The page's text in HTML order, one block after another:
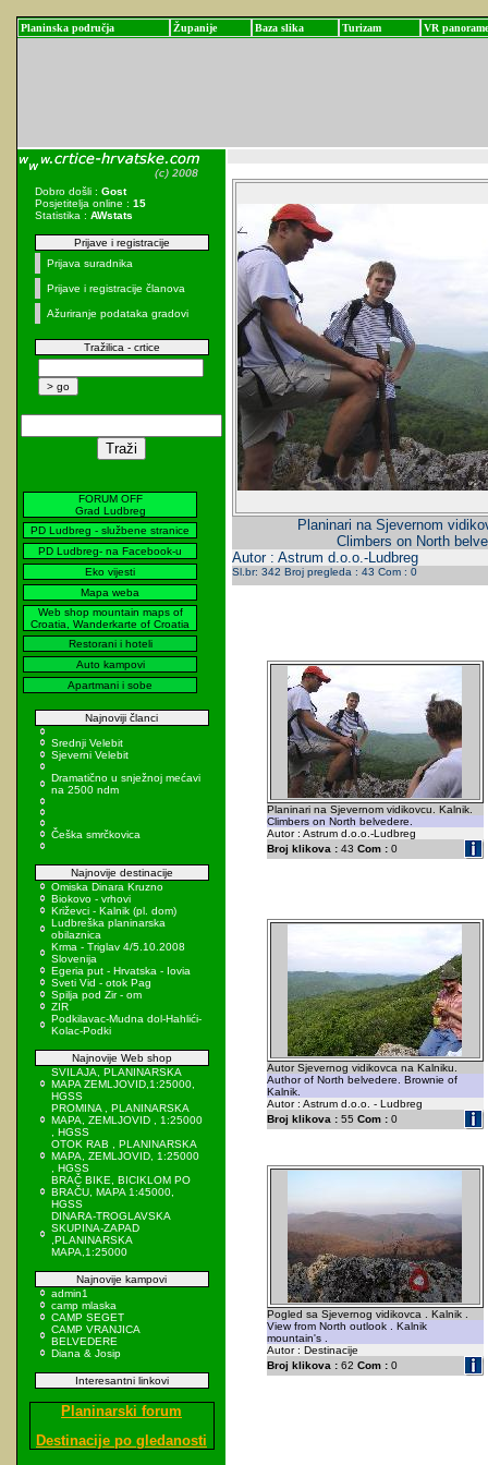
Planinska područja Županije Baza slika Turizam VR panorame
Dobro došli : Gost
Posjetitelja online : 15
Statistika : AWstats
Prijave i registracije
Prijava suradnika
Prijave i registracije članova
Ažuriranje podataka gradovi
Tražilica - crtice
FORUM OFF
Grad Ludbreg
PD Ludbreg - službene stranice
PD Ludbreg- na Facebook-u
Eko vijesti
Mapa weba
Web shop mountain maps of
Croatia, Wanderkarte of Croatia
Restorani i hoteli
Auto kampovi
Apartmani i sobe
Najnoviji članci
Srednji Velebit
Sjeverni Velebit
Dramatično u snježnoj mećavi
na 2500 ndm
Češka smrčkovica
Najnovije destinacije
Omiska Dinara Kruzno
Biokovo - vrhovi
Križevci - Kalnik (pl. dom)
Ludbreška planinarska
obilaznica
Krma - Triglav 4/5.10.2008
Slovenija
Egeria put - Hrvatska - Iovia
Sveti Vid - otok Pag
Spilja pod Zir - om
ZIR
Podkilavac-Mudna dol-Hahlići-
Kolac-Podki
Najnovije Web shop
SVILAJA, PLANINARSKA
MAPA ZEMLJOVID,1:25000,
HGSS
PROMINA , PLANINARSKA
MAPA, ZEMLJOVID , 1:25000
, HGSS
OTOK RAB , PLANINARSKA
MAPA, ZEMLJOVID, 1:25000
, HGSS
BRAČ BIKE, BICIKLOM PO
BRAČU, MAPA 1:45000,
HGSS
DINARA-TROGLAVSKA
SKUPINA-ZAPAD
,PLANINARSKA
MAPA,1:25000
Najnovije kampovi
admin1
camp mlaska
CAMP SEGET
CAMP VRANJICA
BELVEDERE
Diana & Josip
Interesantni linkovi
Planinarski forum
Destinacije po gledanosti
Planinari na Sjevernom
Climbers on North
Autor : Astrum d.o.o.-Ludbreg
Sl.br: 342 Broj pregleda : 43 Com : 0
Planinari na Sjevernom vidikovcu. Kalnik.
Climbers on North belvedere.
Autor : Astrum d.o.o.-Ludbreg
Broj klikova :43 Com :0
Autor Sjevernog vidikovca na Kalniku.
Author of North belvedere. Brownie of
Kalnik.
Autor : Astrum d.o.o. - Ludbreg
Broj klikova :55 Com :0
Pogled sa Sjevernog vidikovca . Kalnik .
View from North outlook . Kalnik
mountain's .
Autor : Destinacije
Broj klikova :62 Com :0